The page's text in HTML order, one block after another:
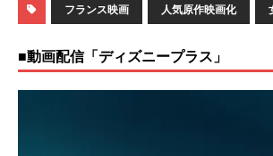
フランス映画 人気原作映画化
■動画配信「ディズニープラス」